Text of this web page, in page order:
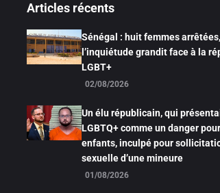
Articles récents
Sénégal : huit femmes arrêtées,
l’inquiétude grandit face à la
LGBT+
02/08/2026
Un élu républicain, qui
LGBTQ+ comme un danger
enfants, inculpé pour
sexuelle d’une mineure
01/08/2026